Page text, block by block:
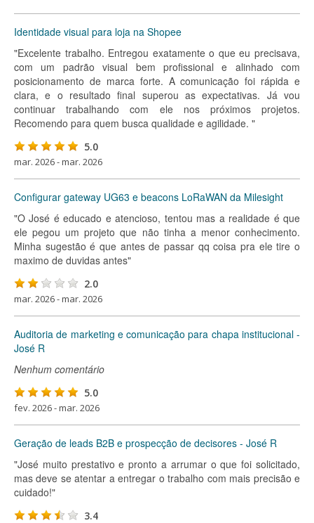
Identidade visual para loja na Shopee
"Excelente trabalho. Entregou exatamente o que eu precisava,
com um padrão visual bem profissional e alinhado com
posicionamento de marca forte. A comunicação foi rápida e
clara, e o resultado final superou as expectativas. Já vou
continuar trabalhando com ele nos próximos projetos.
Recomendo para quem busca qualidade e agilidade. "
5.0
mar. 2026 - mar. 2026
Configurar gateway UG63 e beacons LoRaWAN da Milesight
"O José é educado e atencioso, tentou mas a realidade é que
ele pegou um projeto que não tinha a menor conhecimento.
Minha sugestão é que antes de passar qq coisa pra ele tire o
maximo de duvidas antes"
2.0
mar. 2026 - mar. 2026
Auditoria de marketing e comunicação para chapa institucional -
José R
Nenhum comentário
5.0
fev. 2026 - mar. 2026
Geração de leads B2B e prospecção de decisores - José R
"José muito prestativo e pronto a arrumar o que foi solicitado,
mas deve se atentar a entregar o trabalho com mais precisão e
cuidado!"
3.4